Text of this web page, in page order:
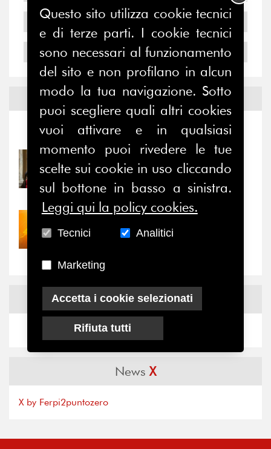
2005
2004
Notizie edEventi
Notizie - Eventi
31/07/2026
Prima della pausa estiva,
il valore di...
Nove anni dopo la
NewsFacebook
NewsX
X by Ferpi2puntozero
Questo sito utilizza cookie tecnici
e di terze parti. I cookie tecnici
sono necessari al funzionamento
del sito e non profilano in alcun
modo la tua navigazione. Sotto
puoi scegliere quali altri cookies
vuoi attivare e in qualsiasi
momento puoi rivedere le tue
scelte sui cookie in uso cliccando
sul bottone in basso a sinistra.
Leggi qui la policy cookies.
Tecnici Analitici
Marketing
Accetta i cookie selezionati
Rifiuta tutti